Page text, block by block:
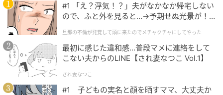
#1 「え？浮気！？」夫がなかなか帰宅しない
ので、ふと外を見ると…→予期せぬ光景が！
クチャにしてやった
旦那の不倫が発覚して頭に来たのでメチャクチャにしてやった
最初に感じた違和感…普段マメに連絡をして
こない夫からのLINE【され妻なつこ Vol.1】
され妻なつこ
#1 子どもの実名と顔を晒すママ、大丈夫か